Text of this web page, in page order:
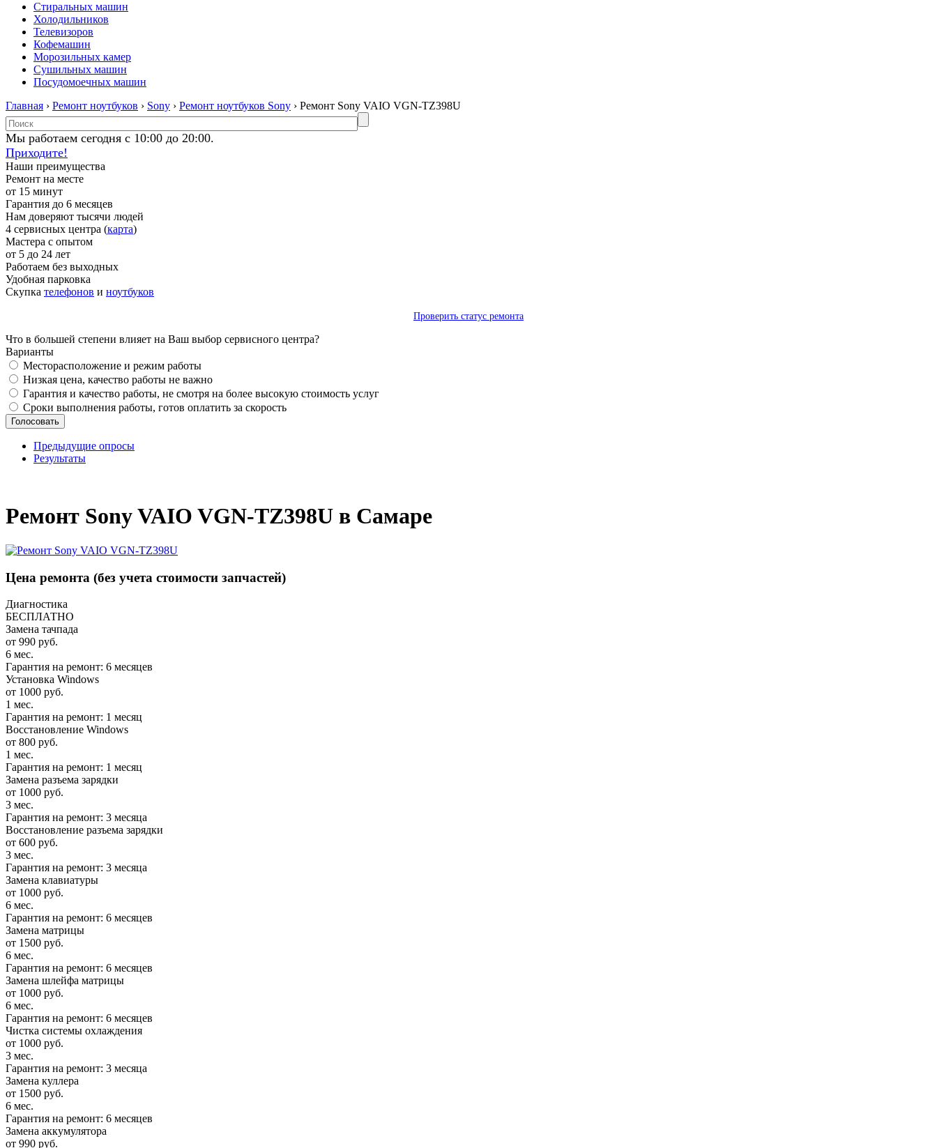
Стиральных машин
Холодильников
Телевизоров
Кофемашин
Морозильных камер
Сушильных машин
Посудомоечных машин
Главная › Ремонт ноутбуков › Sony › Ремонт ноутбуков Sony › Ремонт Sony VAIO VGN-TZ398U
Мы работаем сегодня с 10:00 до 20:00.
Приходите!
Наши преимущества
Ремонт на месте
от 15 минут
Гарантия до 6 месяцев
Нам доверяют тысячи людей
4 сервисных центра (карта)
Мастера с опытом
от 5 до 24 лет
Работаем без выходных
Удобная парковка
Скупка телефонов и ноутбуков
Проверить статус ремонта
Что в большей степени влияет на Ваш выбор сервисного центра?
Варианты
Месторасположение и режим работы
Низкая цена, качество работы не важно
Гарантия и качество работы, не смотря на более высокую стоимость услуг
Сроки выполнения работы, готов оплатить за скорость
Предыдущие опросы
Результаты
Ремонт Sony VAIO VGN-TZ398U в Самаре
Цена ремонта (без учета стоимости запчастей)
Диагностика
БЕСПЛАТНО
Замена тачпада
от 990 руб.
6 мес.
Гарантия на ремонт: 6 месяцев
Установка Windows
от 1000 руб.
1 мес.
Гарантия на ремонт: 1 месяц
Восстановление Windows
от 800 руб.
1 мес.
Гарантия на ремонт: 1 месяц
Замена разъема зарядки
от 1000 руб.
3 мес.
Гарантия на ремонт: 3 месяца
Восстановление разъема зарядки
от 600 руб.
3 мес.
Гарантия на ремонт: 3 месяца
Замена клавиатуры
от 1000 руб.
6 мес.
Гарантия на ремонт: 6 месяцев
Замена матрицы
от 1500 руб.
6 мес.
Гарантия на ремонт: 6 месяцев
Замена шлейфа матрицы
от 1000 руб.
6 мес.
Гарантия на ремонт: 6 месяцев
Чистка системы охлаждения
от 1000 руб.
3 мес.
Гарантия на ремонт: 3 месяца
Замена куллера
от 1500 руб.
6 мес.
Гарантия на ремонт: 6 месяцев
Замена аккумулятора
от 990 руб.